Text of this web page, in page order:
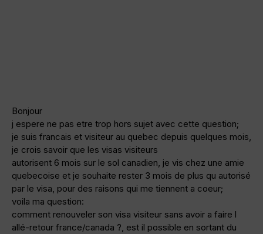
Bonjour
j espere ne pas etre trop hors sujet avec cette question;
je suis francais et visiteur au quebec depuis quelques mois,
je crois savoir que les visas visiteurs
autorisent 6 mois sur le sol canadien, je vis chez une amie
quebecoise et je souhaite rester 3 mois de plus qu autorisé
par le visa, pour des raisons qui me tiennent a coeur;
voila ma question:
comment renouveler son visa visiteur sans avoir a faire l
allé-retour france/canada ?, est il possible en sortant du